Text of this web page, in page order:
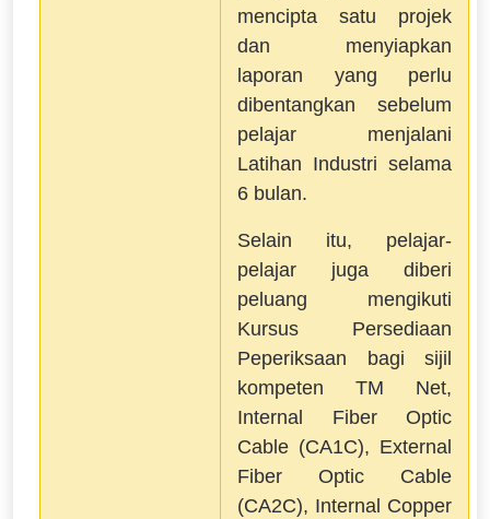
mencipta satu projek
dan menyiapkan
laporan yang perlu
dibentangkan sebelum
pelajar menjalani
Latihan Industri selama
6 bulan.
Selain itu, pelajar-
pelajar juga diberi
peluang mengikuti
Kursus Persediaan
Peperiksaan bagi sijil
kompeten TM Net,
Internal Fiber Optic
Cable (CA1C), External
Fiber Optic Cable
(CA2C), Internal Copper